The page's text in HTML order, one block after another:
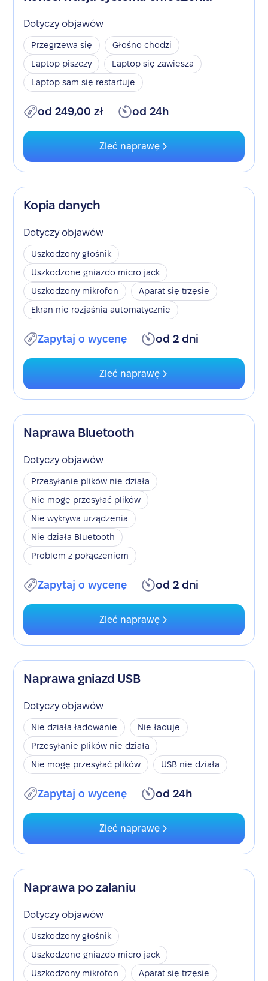
Dotyczy objawów
Przegrzewa się
Głośno chodzi
Laptop piszczy
Laptop się zawiesza
Laptop sam się restartuje
od 249,00 zł od 24h
Zleć naprawę
Kopia danych
Dotyczy objawów
Uszkodzony głośnik
Uszkodzone gniazdo micro jack
Uszkodzony mikrofon
Aparat się trzęsie
Ekran nie rozjaśnia automatycznie
Zapytaj o wycenę od 2 dni
Zleć naprawę
Naprawa Bluetooth
Dotyczy objawów
Przesyłanie plików nie działa
Nie mogę przesyłać plików
Nie wykrywa urządzenia
Nie działa Bluetooth
Problem z połączeniem
Zapytaj o wycenę od 2 dni
Zleć naprawę
Naprawa gniazd USB
Dotyczy objawów
Nie działa ładowanie
Nie ładuje
Przesyłanie plików nie działa
Nie mogę przesyłać plików
USB nie działa
Zapytaj o wycenę od 24h
Zleć naprawę
Naprawa po zalaniu
Dotyczy objawów
Uszkodzony głośnik
Uszkodzone gniazdo micro jack
Uszkodzony mikrofon
Aparat się trzęsie